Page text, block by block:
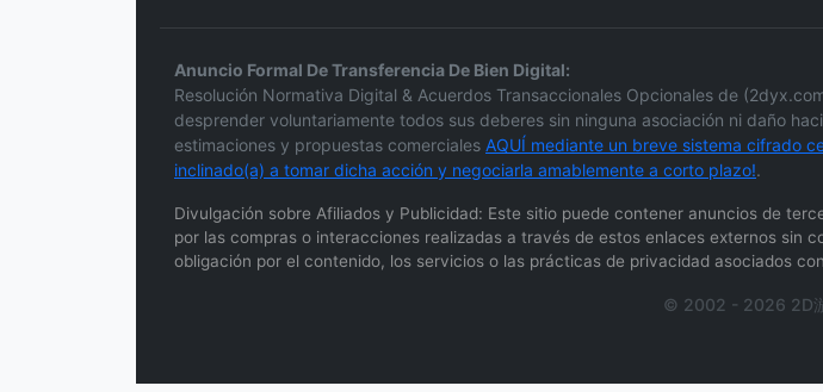
Anuncio Formal De Transferencia De Bien Digital:
Resolución Normativa Digital & Acuerdos Transaccionales Opcionales de
desprender voluntariamente todos sus deberes sin ninguna asociación ni daño
estimaciones y propuestas comerciales AQUÍ mediante un breve sistema cifrado
inclinado(a) a tomar dicha acción y negociarla amablemente a corto plazo!.
Divulgación sobre Afiliados y Publicidad: Este sitio puede contener anuncios de
por las compras o interacciones realizadas a través de estos enlaces externos sin
obligación por el contenido, los servicios o las prácticas de privacidad asociados
© 2002 - 2026 2D